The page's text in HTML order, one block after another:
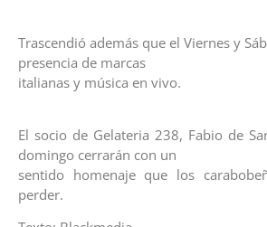
Trascendió además que el Viernes y
presencia de marcas
italianas y música en vivo.
El socio de Gelateria 238, Fabio de
domingo cerrarán con un
sentido homenaje que los
perder.